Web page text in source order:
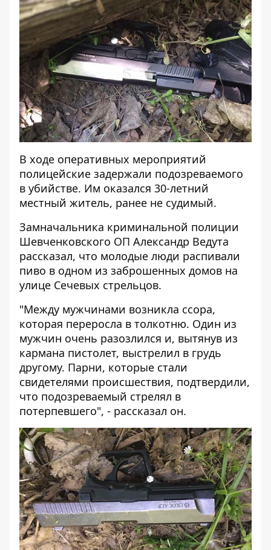
В ходе оперативных мероприятий
полицейские задержали подозреваемого
в убийстве. Им оказался 30-летний
местный житель, ранее не судимый.
Замначальника криминальной полиции
Шевченковского ОП Александр Ведута
рассказал, что молодые люди распивали
пиво в одном из заброшенных домов на
улице Сечевых стрельцов.
"Между мужчинами возникла ссора,
которая переросла в толкотню. Один из
мужчин очень разозлился и, вытянув из
кармана пистолет, выстрелил в грудь
другому. Парни, которые стали
свидетелями происшествия, подтвердили,
что подозреваемый стрелял в
потерпевшего", - рассказал он.